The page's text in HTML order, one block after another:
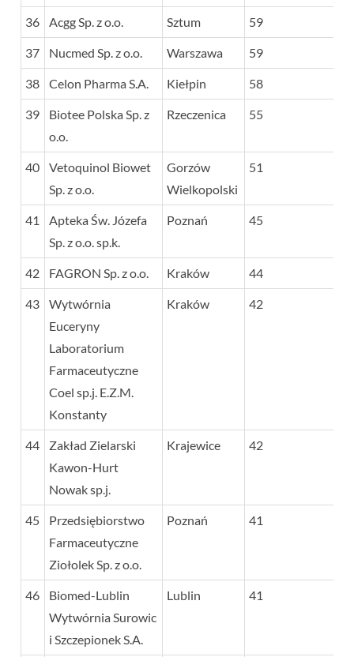
36 Acgg Sp. z o.o. Sztum 59
37 Nucmed Sp. z o.o. Warszawa 59
38 Celon Pharma S.A. Kiełpin 58
39
Biotee Polska Sp. z
o.o.
Rzeczenica 55
40
Vetoquinol Biowet
Sp. z o.o.
Gorzów
Wielkopolski
51
41
Apteka Św. Józefa
Sp. z o.o. sp.k.
Poznań 45
42 FAGRON Sp. z o.o. Kraków 44
43
Wytwórnia
Euceryny
Laboratorium
Farmaceutyczne
Coel sp.j. E.Z.M.
Konstanty
Kraków 42
44
Zakład Zielarski
Kawon-Hurt
Nowak sp.j.
Krajewice 42
45
Przedsiębiorstwo
Farmaceutyczne
Ziołolek Sp. z o.o.
Poznań 41
46
Biomed-Lublin
Wytwórnia Surowic
i Szczepionek S.A.
Lublin 41